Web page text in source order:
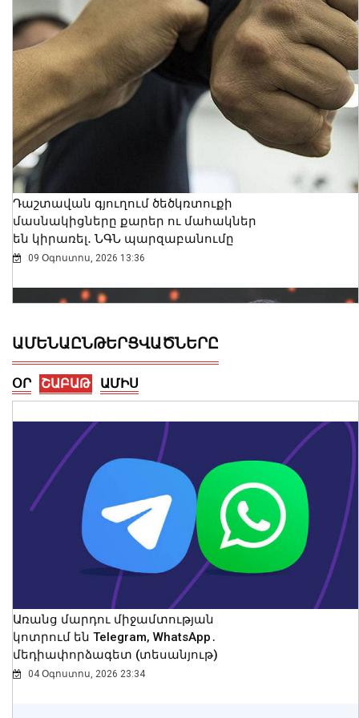
Դաշտավան գյուղում ծեծկռտուքի
մասնակիցները քարեր ու մահակներ
են կիրառել․ ՆԳՆ պարզաբանումը
09 Օգոստոս, 2026 13:36
Հայաստանն ու Ադրբեջանը շարժվում
են դեպի մշտական խաղաղության
համաձայնագիր. Թուրքիայի ԱԳ
09 Օգոստոս, 2026 12:46
ԱՄԵՆԱԸՆԹԵՐՑՎԱԾՆԵՐԸ
ՕՐ ՇԱԲԱԹ ԱՄԻՍ
Առանց մարդու միջամտության
կոտրում են Telegram, WhatsApp․
մեդիափորձագետ (տեսանյութ)
04 Օգոստոս, 2026 23:34